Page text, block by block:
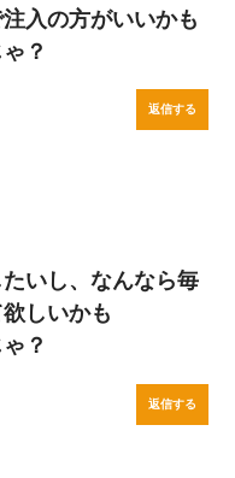
入の方がいいかも
？
返信する
いし、なんなら毎
しいかも
？
返信する